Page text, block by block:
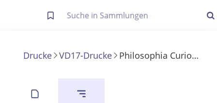
Die letzte Trefferliste besteht aus Ihrer letzten Suche, samt
Anzeigen
Drucke VD17-Drucke Philosophia Curiosa, Quae Pro Oblectandis Animis Viam pandit, ad Novam, sive Novo-veterem Rerum naturalium Disquisitionem, atque ex realibus Principiis, realem omnium Cognitionem parere conatur